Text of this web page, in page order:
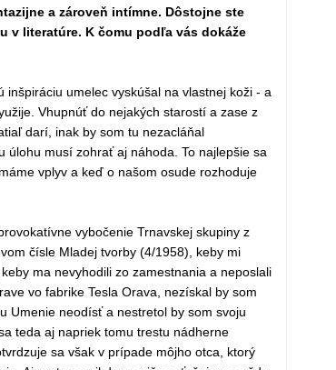
a zároveň intímne. Dôstojne ste
v literatúre. K čomu podľa vás dokáže
umelec vyskúšal na vlastnej koži - a
Vhupnúť do nejakých starostí a zase z
darí, inak by som tu nezacláňal
úlohu musí zohrať aj náhoda. To najlepšie sa
vplyv a keď o našom osude rozhoduje
vybočenie Trnavskej skupiny z
čísle Mladej tvorby (4/1958), keby mi
ma nevyhodili zo zamestnania a neposlali
vo fabrike Tesla Orava, nezískal by som
Umenie neodísť a nestretol by som svoju
teda aj napriek tomu trestu nádherne
sa však v prípade môjho otca, ktorý